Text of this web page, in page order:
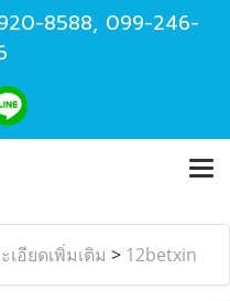
8588, 099-246-
อียดเพิ่มเติม > 12betxin